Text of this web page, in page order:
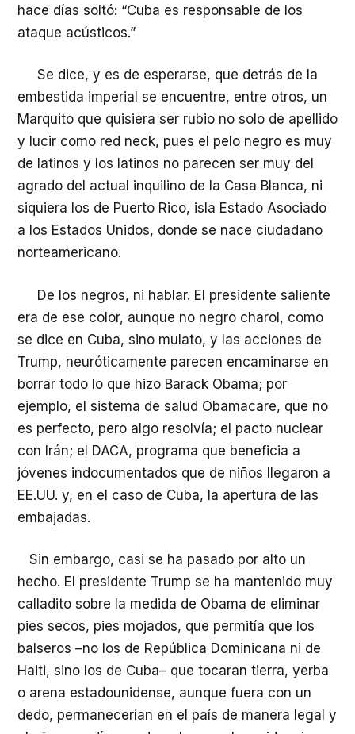
hace días soltó: “Cuba es responsable de los
ataque acústicos.”
Se dice, y es de esperarse, que detrás de la
embestida imperial se encuentre, entre otros, un
Marquito que quisiera ser rubio no solo de apellido
y lucir como red neck, pues el pelo negro es muy
de latinos y los latinos no parecen ser muy del
agrado del actual inquilino de la Casa Blanca, ni
siquiera los de Puerto Rico, isla Estado Asociado
a los Estados Unidos, donde se nace ciudadano
norteamericano.
De los negros, ni hablar. El presidente saliente
era de ese color, aunque no negro charol, como
se dice en Cuba, sino mulato, y las acciones de
Trump, neuróticamente parecen encaminarse en
borrar todo lo que hizo Barack Obama; por
ejemplo, el sistema de salud Obamacare, que no
es perfecto, pero algo resolvía; el pacto nuclear
con Irán; el DACA, programa que beneficia a
jóvenes indocumentados que de niños llegaron a
EE.UU. y, en el caso de Cuba, la apertura de las
embajadas.
Sin embargo, casi se ha pasado por alto un
hecho. El presidente Trump se ha mantenido muy
calladito sobre la medida de Obama de eliminar
pies secos, pies mojados, que permitía que los
balseros –no los de República Dominicana ni de
Haiti, sino los de Cuba– que tocaran tierra, yerba
o arena estadounidense, aunque fuera con un
dedo, permanecerían en el país de manera legal y